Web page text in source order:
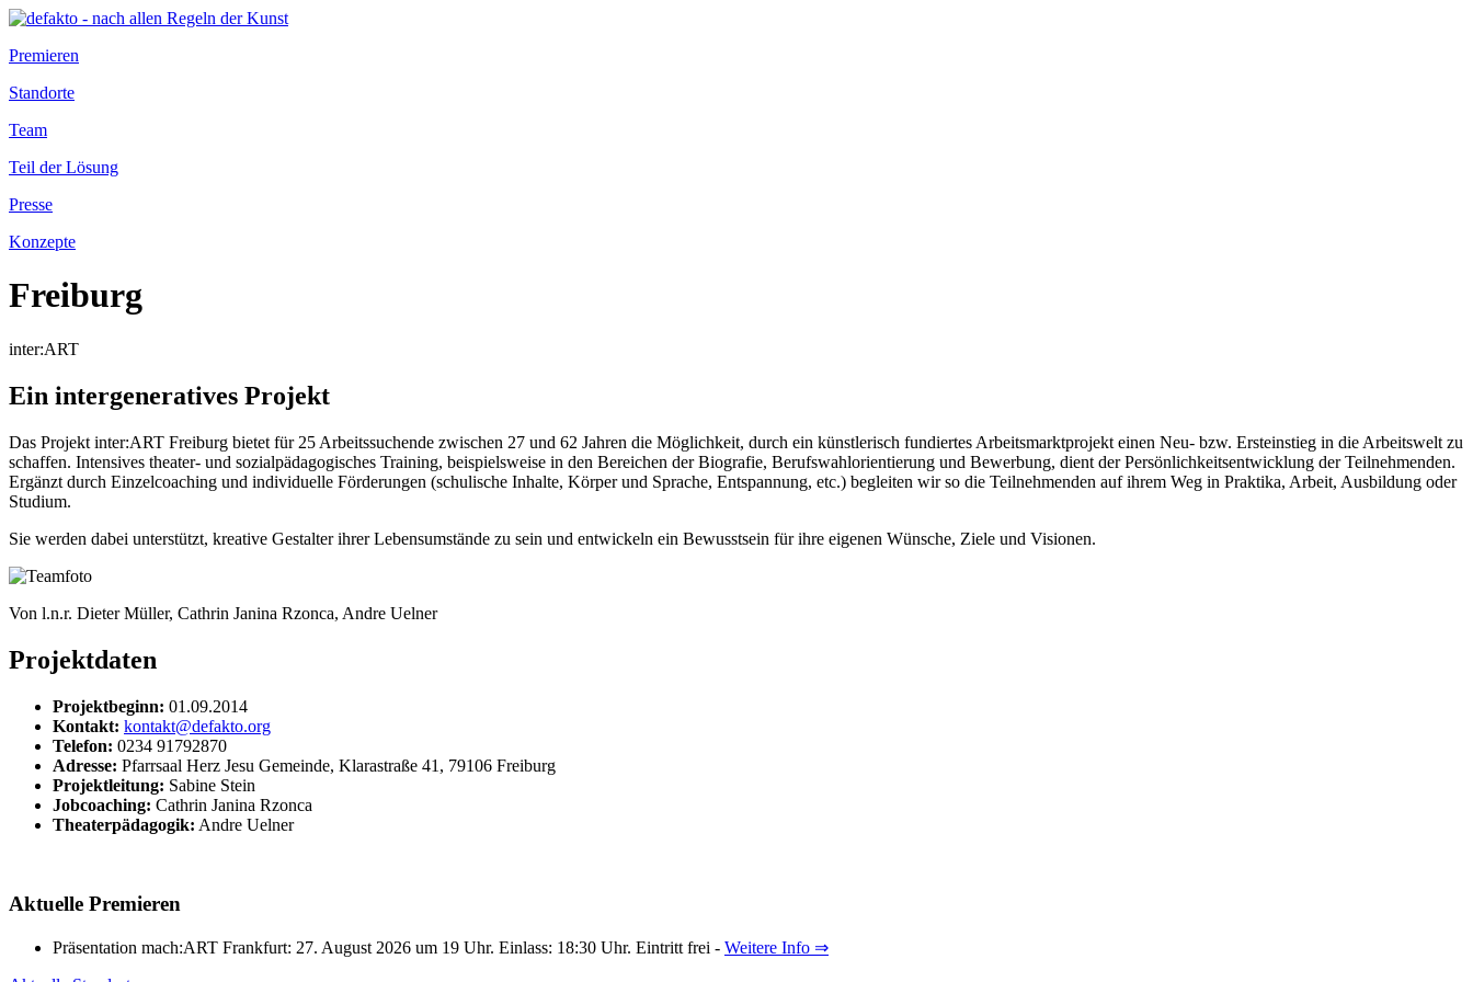
Premieren
Standorte
Team
Teil der Lösung
Presse
Konzepte
Freiburg
inter:ART
Ein intergeneratives Projekt
Das Projekt inter:ART Freiburg bietet für 25 Arbeitssuchende zwischen 27 und 62 Jahren die Möglichkeit, durch ein künstlerisch fundiertes Arbeitsmarktprojekt einen Neu- bzw. Ersteinstieg in die Arbeitswelt zu
schaffen. Intensives theater- und sozialpädagogisches Training, beispielsweise in den Bereichen der Biografie, Berufswahlorientierung und Bewerbung, dient der Persönlichkeitsentwicklung der Teilnehmenden.
Ergänzt durch Einzelcoaching und individuelle Förderungen (schulische Inhalte, Körper und Sprache, Entspannung, etc.) begleiten wir so die Teilnehmenden auf ihrem Weg in Praktika, Arbeit, Ausbildung oder
Studium.
Sie werden dabei unterstützt, kreative Gestalter ihrer Lebensumstände zu sein und entwickeln ein Bewusstsein für ihre eigenen Wünsche, Ziele und Visionen.
Von l.n.r. Dieter Müller, Cathrin Janina Rzonca, Andre Uelner
Projektdaten
Projektbeginn: 01.09.2014
Kontakt: kontakt@defakto.org
Telefon: 0234 91792870
Adresse: Pfarrsaal Herz Jesu Gemeinde, Klarastraße 41, 79106 Freiburg
Projektleitung: Sabine Stein
Jobcoaching: Cathrin Janina Rzonca
Theaterpädagogik: Andre Uelner
Aktuelle Premieren
Präsentation mach:ART Frankfurt: 27. August 2026 um 19 Uhr. Einlass: 18:30 Uhr. Eintritt frei - Weitere Info ⇒